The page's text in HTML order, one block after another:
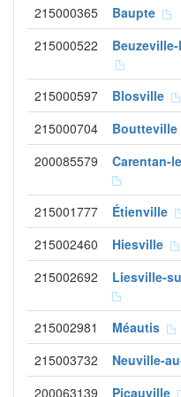
215000365 Baupte
215000522
215000597 Blosville
215000704 Boutteville
200085579 Carentan-
215001777 Étienville
215002460 Hiesville
215002692 Liesville-
215002981 Méautis
215003732 Neuville-
200063139 Picauville